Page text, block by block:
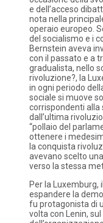
e dell’acceso
nota nella
operaio europeo.
del socialismo e i
Bernstein aveva
con il passato e a
gradualista, nello
rivoluzione?, la
in ogni periodo
sociale si muove
corrispondenti alla
dall’ultima
“pollaio del
ottenere i
la conquista
avevano scelto
verso la stessa
Per la Luxemburg,
espandere la
fu protagonista di
volta con Lenin,